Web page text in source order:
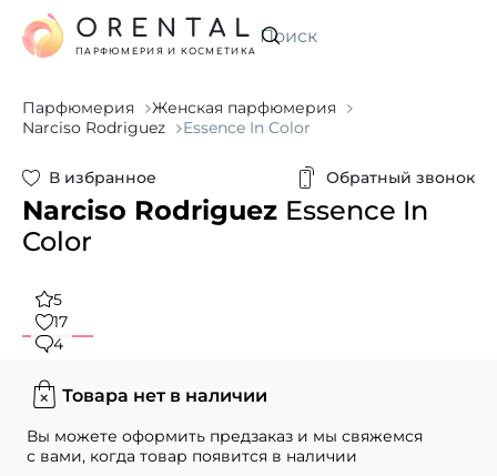
Искать
ORENTAL
ПАРФЮМЕРИЯ И КОСМЕТИКА
Парфюмерия
Женская парфюмерия
Narciso Rodriguez
Essence In Color
В избранное Обратный звонок
Narciso Rodriguez Essence In
Color
5
17
4
Товара нет в наличии
Вы можете оформить предзаказ и мы свяжемся
с вами, когда товар появится в наличии